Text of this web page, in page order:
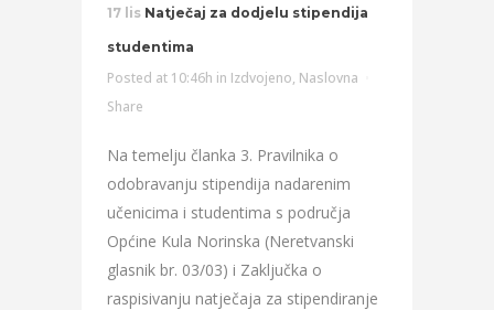
17 lis Natječaj za dodjelu stipendija
studentima
Posted at 10:46h in Izdvojeno, Naslovna
Share
Na temelju članka 3. Pravilnika o
odobravanju stipendija nadarenim
učenicima i studentima s područja
Općine Kula Norinska (Neretvanski
glasnik br. 03/03) i Zaključka o
raspisivanju natječaja za stipendiranje